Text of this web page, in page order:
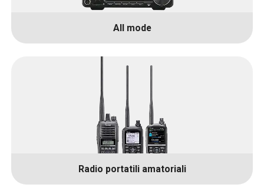
All mode
Radio portatili amatoriali